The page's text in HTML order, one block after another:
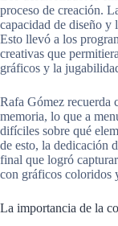
proceso de creación.
capacidad de diseño y
Esto llevó a los
creativas que
gráficos y la
Rafa Gómez recuerda
memoria, lo que a
difíciles sobre qué
de esto, la dedicación
final que logró
con gráficos coloridos
La importancia de la